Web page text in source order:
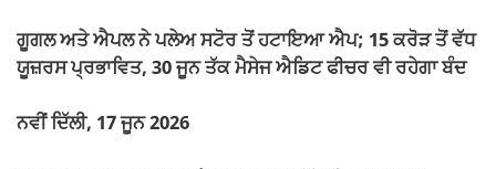
ਗੂਗਲ ਅਤੇ ਐਪਲ ਨੇ ਪਲੇਅ ਸਟੋਰ ਤੋਂ ਹਟਾਇਆ ਐਪ; 15 ਕਰੋੜ ਤੋਂ ਵੱਧ
ਯੂਜ਼ਰਸ ਪ੍ਰਭਾਵਿਤ, 30 ਜੂਨ ਤੱਕ ਮੈਸੇਜ ਐਡਿਟ ਫੀਚਰ ਵੀ ਰਹੇਗਾ ਬੰਦ
ਨਵੀਂ ਦਿੱਲੀ, 17 ਜੂਨ 2026